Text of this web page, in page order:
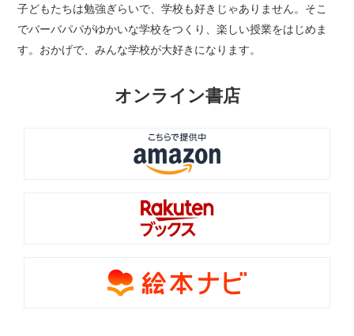
子どもたちは勉強ぎらいで、学校も好きじゃありません。そこ
でバーバパパがゆかいな学校をつくり、楽しい授業をはじめま
す。おかげで、みんな学校が大好きになります。
オンライン書店